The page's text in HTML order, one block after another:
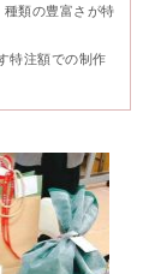
類の豊富さが特
特注額での制作